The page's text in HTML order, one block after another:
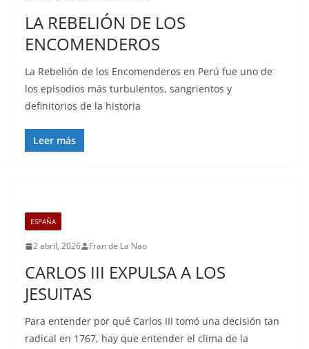
LA REBELIÓN DE LOS
ENCOMENDEROS
La Rebelión de los Encomenderos en Perú fue uno de
los episodios más turbulentos, sangrientos y
definitorios de la historia
Leer más
ESPAÑA
2 abril, 2026 Fran de La Nao
CARLOS III EXPULSA A LOS
JESUITAS
Para entender por qué Carlos III tomó una decisión tan
radical en 1767, hay que entender el clima de la